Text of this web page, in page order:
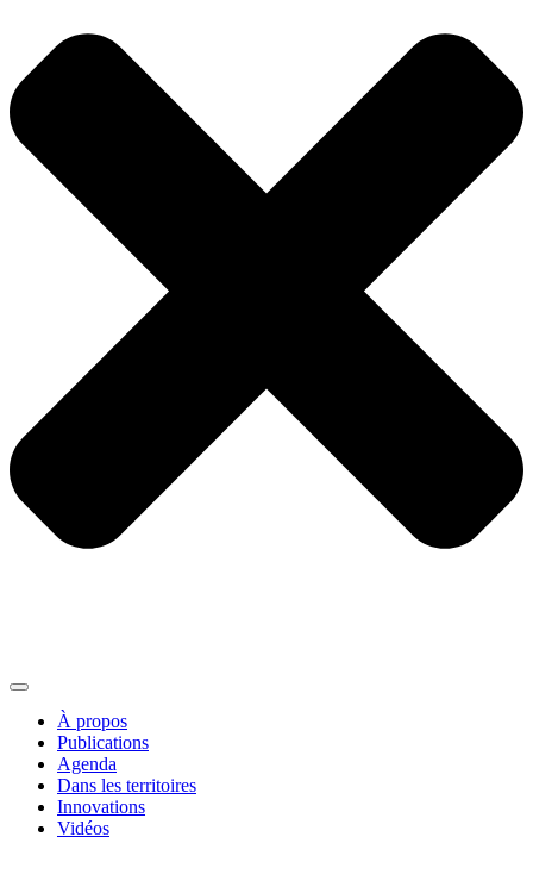
À propos
Publications
Agenda
Dans les territoires
Innovations
Vidéos